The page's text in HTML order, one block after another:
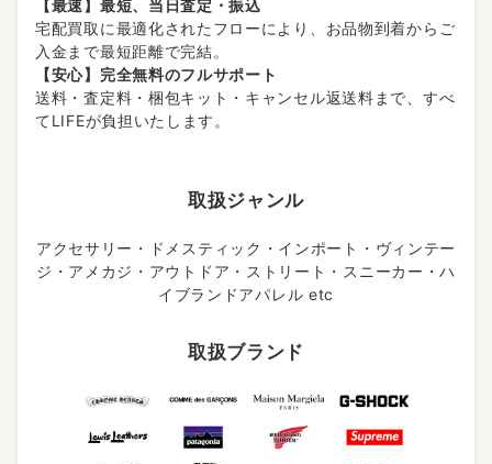
【最速】最短、当日査定・振込
宅配買取に最適化されたフローにより、お品物到着からご
入金まで最短距離で完結。
【安心】完全無料のフルサポート
送料・査定料・梱包キット・キャンセル返送料まで、すべ
てLIFEが負担いたします。
取扱ジャンル
アクセサリー・ドメスティック・インポート・ヴィンテー
ジ・アメカジ・アウトドア・ストリート・スニーカー・ハ
イブランドアパレル etc
取扱ブランド